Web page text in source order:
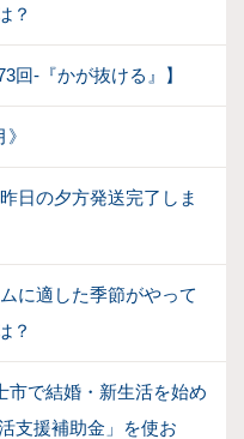
？
回-『かが抜ける』】
日の夕方発送完了しま
に適した季節がやって
？
市で結婚・新生活を始め
支援補助金」を使お